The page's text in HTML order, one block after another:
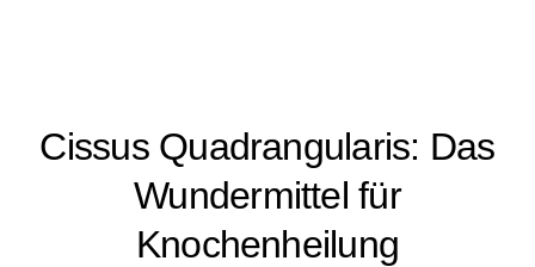
Cissus Quadrangularis: Das
Wundermittel für
Knochenheilung